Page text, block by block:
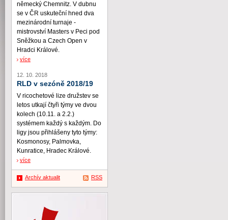
německý Chemnitz. V dubnu
se v ČR uskuteční hned dva
mezinárodní turnaje -
mistrovství Masters v Peci pod
Sněžkou a Czech Open v
Hradci Králové.
více
12. 10. 2018
RLD v sezóně 2018/19
V ricochetové lize družstev se
letos utkají čtyři týmy ve dvou
kolech (10.11. a 2.2.)
systémem každý s každým. Do
ligy jsou přihlášeny tyto týmy:
Kosmonosy, Palmovka,
Kunratice, Hradec Králové.
více
Archív aktualit RSS